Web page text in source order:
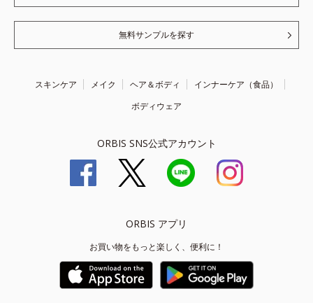
無料サンプルを探す
スキンケア メイク ヘア＆ボディ
インナーケア（食品）
ボディウェア
ORBIS SNS公式アカウント
ORBIS アプリ
お買い物をもっと楽しく、便利に！